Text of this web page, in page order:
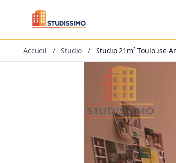
Accueil / Studio / Studio 21m² Toulouse